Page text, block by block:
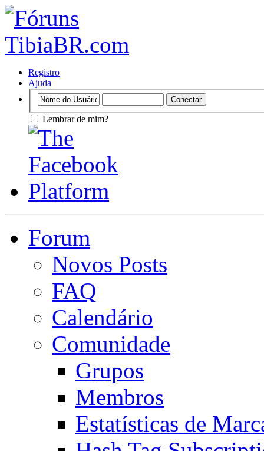
Registro
Ajuda
Lembrar de mim?
Forum
Novos Posts
FAQ
Calendário
Comunidade
Grupos
Membros
Estatísticas de